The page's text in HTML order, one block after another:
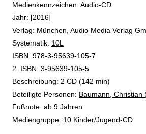
Medienkennzeichen: Audio-CD
Jahr: [2016]
Verlag: München, Audio Media Verlag
opens in new tab
Diesen Link in neuem Tab öffnen
Systematik: Suche nach dieser Systematik
10L
Suche nach diesem Interessenskreis
ISBN: 978-3-95639-105-7
2. ISBN: 3-95639-105-5
Beschreibung: 2 CD (142 min)
Beteiligte Personen: Suche nach dieser
Baumann, Christian
Fußnote: ab 9 Jahren
Mediengruppe: 10 Kinder/Jugend-CD